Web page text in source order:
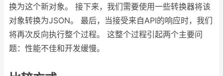
换为这个新对象。 接下来，我们需要使用一些转换器将该
对象转换为JSON。 最后，当接受来自API的响应时，我们
将再次反向执行整个过程。 这整个过程引起两个主要问
题：性能不佳和开发缓慢。